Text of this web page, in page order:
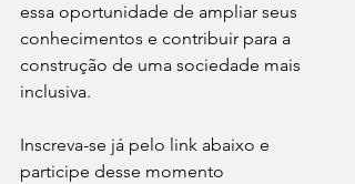
essa oportunidade de ampliar seus
conhecimentos e contribuir para a
construção de uma sociedade mais
inclusiva.
Inscreva-se já pelo link abaixo e
participe desse momento